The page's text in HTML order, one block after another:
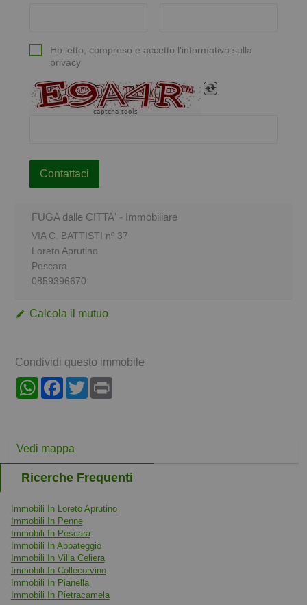
Ho letto, compreso e accetto l'informativa sulla
privacy
captcha tools
Contattaci
FUGA dalle CITTA' - Immobiliare
VIA C. BATTISTI nº 37
Loreto Aprutino
Pescara
0859396670
Calcola il mutuo
Condividi questo immobile
WhatsAppFacebook
Twitter
Vedi mappa
Ricerche Frequenti
Immobili In Loreto Aprutino
Immobili In Penne
Immobili In Pescara
Immobili In Abbateggio
Immobili In Villa Celiera
Immobili In Collecorvino
Immobili In Pianella
Immobili In Pietracamela